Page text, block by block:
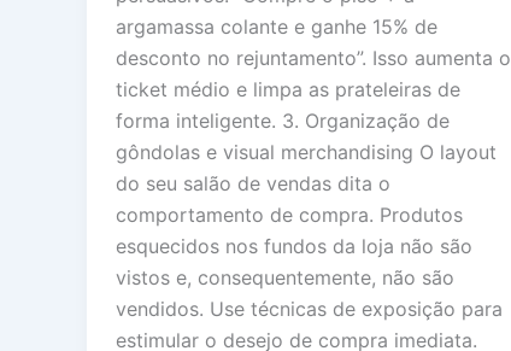
argamassa colante e ganhe 15% de
desconto no rejuntamento”. Isso aumenta o
ticket médio e limpa as prateleiras de
forma inteligente. 3. Organização de
gôndolas e visual merchandising O layout
do seu salão de vendas dita o
comportamento de compra. Produtos
esquecidos nos fundos da loja não são
vistos e, consequentemente, não são
vendidos. Use técnicas de exposição para
estimular o desejo de compra imediata.